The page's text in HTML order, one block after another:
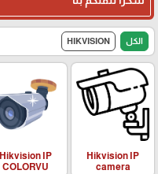
الكل HIKVISION
Hikvision IP
camera
Hikvision IP
COLORVU